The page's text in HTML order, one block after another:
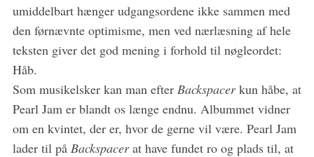
umiddelbart hænger udgangsordene ikke sammen med
den førnævnte optimisme, men ved nærlæsning af hele
teksten giver det god mening i forhold til nøgleordet:
Håb.
Som musikelsker kan man efter Backspacerkun håbe, at
Pearl Jam er blandt os længe endnu. Albummet vidner
om en kvintet, der er, hvor de gerne vil være. Pearl Jam
lader til på Backspacerat have fundet ro og plads til, at